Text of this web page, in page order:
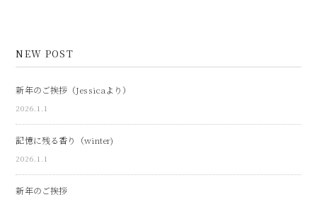
NEW POST
新年のご挨拶（Jessicaより）
2026.1.1
記憶に残る香り（winter)
2026.1.1
新年のご挨拶